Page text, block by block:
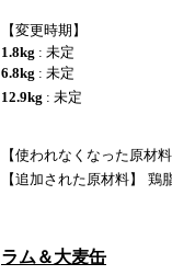
【変更時期】
1.8kg : 未定
6.8kg : 未定
12.9kg : 未定
【使われなくなった原材
【追加された原材料】 鶏
ラム＆大麦缶